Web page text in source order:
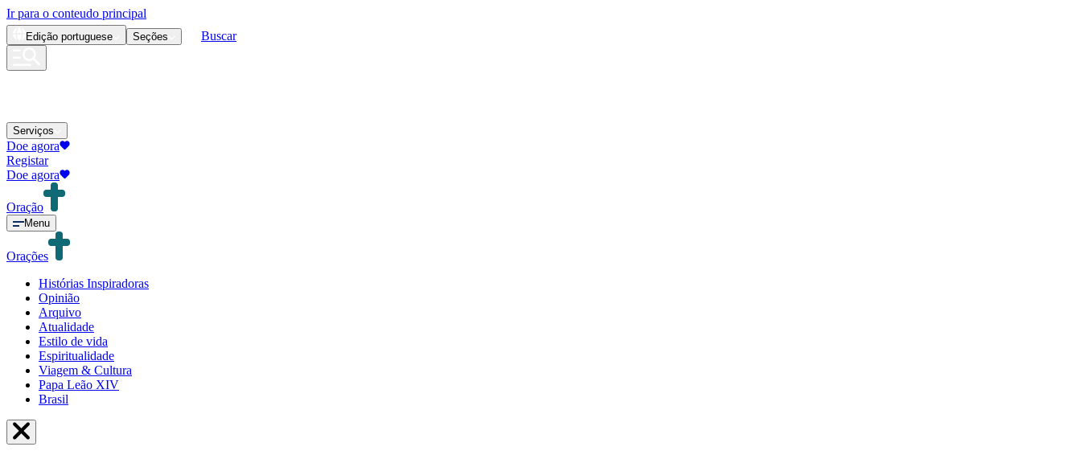
Ir para o conteudo principal
Edição portuguese Seções Buscar
Serviços
Doe agora
Registar
Doe agora
Oração
Menu
Orações
Histórias Inspiradoras
Opinião
Arquivo
Atualidade
Estilo de vida
Espiritualidade
Viagem & Cultura
Papa Leão XIV
Brasil